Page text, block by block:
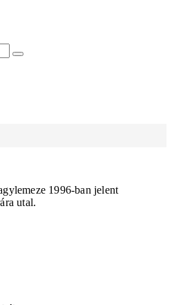
1996-ban jelent
utal.